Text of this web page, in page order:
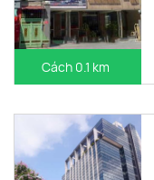
Cách 0.1 km